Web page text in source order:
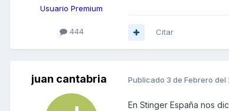
Usuario Premium
444 Citar
juan cantabria Publicado 3 de Febrero del
En Stinger España nos